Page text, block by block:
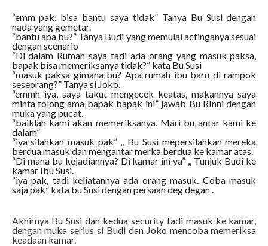
“emm pak, bisa bantu saya tidak” Tanya Bu Susi dengan
nada yang gemetar.
“bantu apa bu?” Tanya Budi yang memulai actinganya sesuai
dengan scenario
“Di dalam Rumah saya tadi ada orang yang masuk paksa,
bapak bisa memeriksanya tidak?” kata Bu Susi
“masuk paksa gimana bu? Apa rumah ibu baru di rampok
seseorang?” Tanya si Joko.
“emmh iya, saya takut mengecek keatas, makannya saya
minta tolong ama bapak bapak ini” jawab Bu RInni dengan
muka yang pucat.
“baiklah kami akan memeriksanya. Mari bu antar kami ke
dalam”
“iya silahkan masuk pak” ,, Bu Susi mepersilahkan mereka
berdua masuk dan mengantar merka berdua ke kamar atas.
“Di mana bu kejadiannya? Di kamar ini ya” ,, Tunjuk Budi ke
kamar Ibu Susi.
“iya pak, tadi keliatannya ada orang masuk. Coba masuk
saja pak” kata bu Susi dengan persaan deg degan .
Akhirnya Bu Susi dan kedua security tadi masuk ke kamar,
dengan muka serius si Budi dan Joko mencoba memeriksa
keadaan kamar.